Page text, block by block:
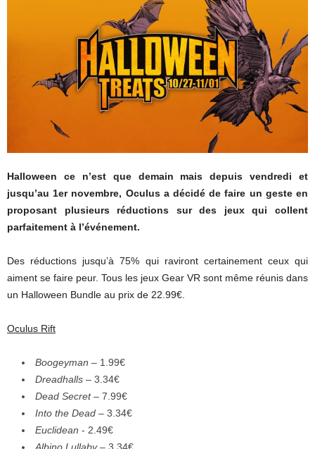
Halloween ce n’est que demain mais depuis vendredi et
jusqu’au 1er novembre, Oculus a décidé de faire un geste en
proposant plusieurs réductions sur des jeux qui collent
parfaitement à l’événement.
Des réductions jusqu’à 75% qui raviront certainement ceux qui
aiment se faire peur. Tous les jeux Gear VR sont même réunis dans
un Halloween Bundle au prix de 22.99€.
Oculus Rift
Boogeyman – 1.99€
Dreadhalls – 3.34€
Dead Secret– 7.99€
Into the Dead – 3.34€
Euclidean ­- 2.49€
Albino Lullaby ­– 3.34€